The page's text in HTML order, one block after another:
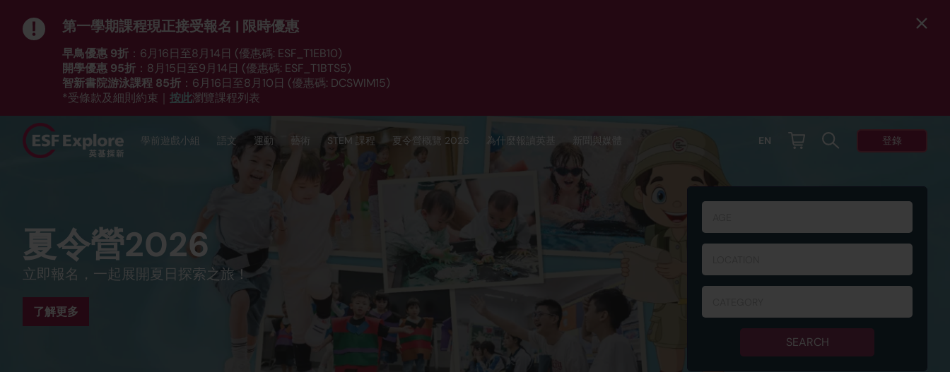
第一學期課程現正接受報名 | 限時優惠
早鳥優惠 9折 ：6月16日至8月14日 (優惠碼: ESF_T1EB10)
開學優惠 95折 ：8月15日至9月14日 (優惠碼: ESF_T1BTS5)
智新書院游泳課程 85折 ：6月16日至8月10日 (優惠碼: DCSWIM15)
*受條款及細則約束｜ 按此瀏覽課程列表
學前遊戲小組 語文 運動 藝術 STEM 課程 夏令營概覽 2026 為什麼報讀英基 新聞與媒體 EN 登錄
夏令營2026
立即報名，一起展開夏日探索之旅！
了解更多
夏令營
開放予所有英基及非英基生、本地及海外學，由嬰兒至青少年，涵蓋遊戲小組、運動、語
言、藝術及STEM等多個全日及半日營。
了解更多
夏季學院 (12-14歲)
專為渴望掌握升學及就業必備技能的中學生而設的課程。深入探索不同行業，踏入編程、媒
體、語言及公共演講的世界。
了解更多
第一學期 現已接受報名
瀏覽我們的課程目錄，挑選最適合你子女的活動！
了解更多
第一學期（8月至12月恆常班)
發掘興趣，強化所學。超過50種語文、運動、STEM及學前課程供4個月到14歲報讀。
立即報名
SEARCH